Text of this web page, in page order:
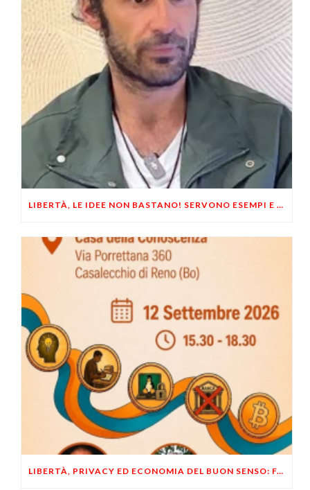
LIBERTÀ, LE IDEE NON BASTANO! SERVONO ESEMPI E UN PO’ DI COERENZA
LIBERTÀ, PRIVACY ED ECONOMIA DEL BUON SENSO: FACCO E MUSUMECI A CASALECCHIO DI RENO (BO)